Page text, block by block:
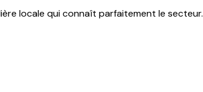
locale qui connaît parfaitement le secteur.